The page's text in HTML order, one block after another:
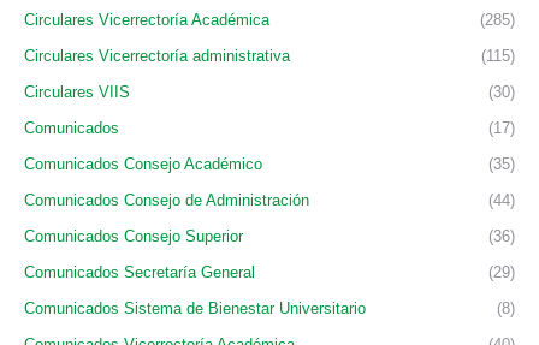
Circulares Vicerrectoría Académica
(285)
Circulares Vicerrectoría administrativa
(115)
Circulares VIIS
(30)
Comunicados
(17)
Comunicados Consejo Académico
(35)
Comunicados Consejo de Administración
(44)
Comunicados Consejo Superior
(36)
Comunicados Secretaría General
(29)
Comunicados Sistema de Bienestar Universitario
(8)